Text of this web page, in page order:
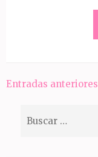
Navegación
entradas
Entradas anteriores